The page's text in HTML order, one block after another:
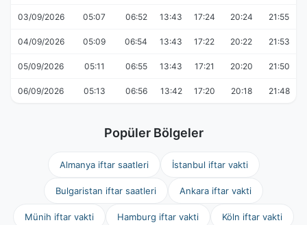
03/09/2026 05:07 06:52 13:43 17:24 20:24 21:55
04/09/2026 05:09 06:54 13:43 17:22 20:22 21:53
05/09/2026 05:11 06:55 13:43 17:21 20:20 21:50
06/09/2026 05:13 06:56 13:42 17:20 20:18 21:48
Popüler Bölgeler
Almanya iftar saatleri İstanbul iftar vakti
Bulgaristan iftar saatleri Ankara iftar vakti
Münih iftar vakti Hamburg iftar vakti Köln iftar vakti